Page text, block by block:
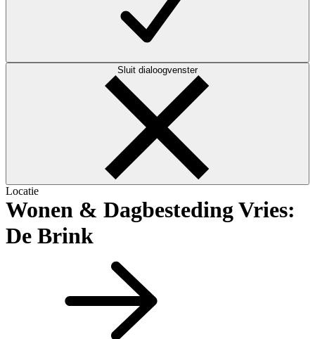
Sluit dialoogvenster
Locatie
Wonen & Dagbesteding Vries:
De Brink